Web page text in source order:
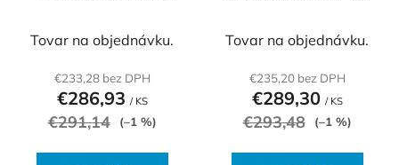
Tovar na objednávku.
€233,28 bez DPH
€286,93 / KS
€291,14 (–1 %)
Tovar na objednávku.
€235,20 bez DPH
€289,30 / KS
€293,48 (–1 %)